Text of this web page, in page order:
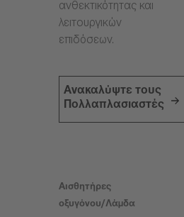
ανθεκτικότητας και
λειτουργικών
επιδόσεων.
Ανακαλύψτε τους
Πολλαπλασιαστές
Αισθητήρες
οξυγόνου/Λάμδα